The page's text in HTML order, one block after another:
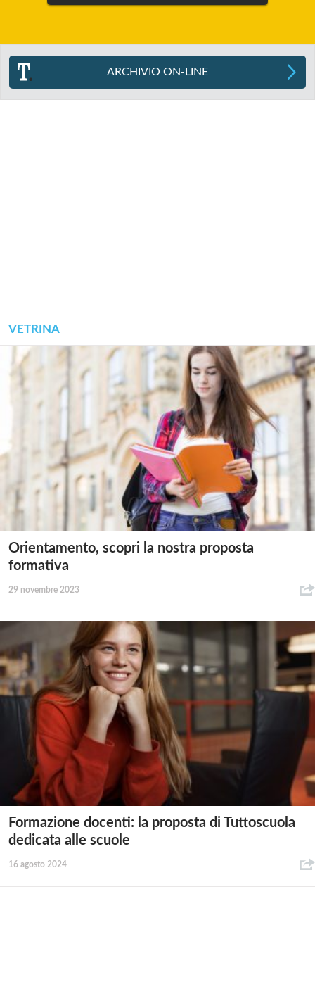
ARCHIVIO ON-LINE
VETRINA
Orientamento, scopri la nostra proposta
formativa
29 novembre 2023
Formazione docenti: la proposta di Tuttoscuola
dedicata alle scuole
16 agosto 2024